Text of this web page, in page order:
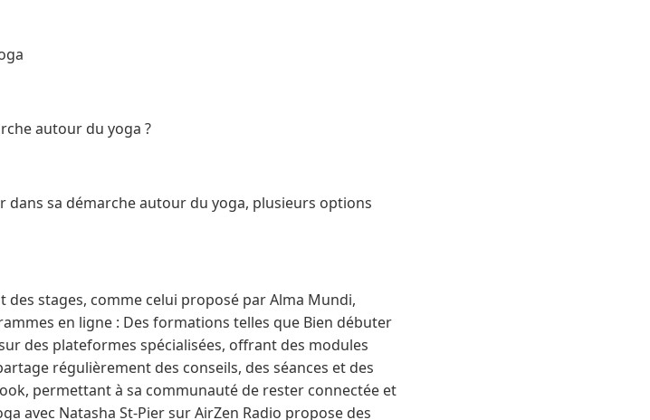
autour du yoga ?
dans sa démarche autour du yoga, plusieurs options
stages, comme celui proposé par Alma Mundi,
en ligne : Des formations telles que Bien débuter
des plateformes spécialisées, offrant des modules
régulièrement des conseils, des séances et des
permettant à sa communauté de rester connectée et
avec Natasha St-Pier sur AirZen Radio propose des